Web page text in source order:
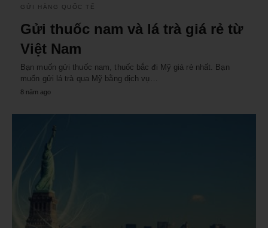
GỬI HÀNG QUỐC TẾ
Gửi thuốc nam và lá trà giá rẻ từ
Việt Nam
Bạn muốn gửi thuốc nam, thuốc bắc đi Mỹ giá rẻ nhất. Bạn
muốn gửi lá trà qua Mỹ bằng dịch vụ…
8 năm ago